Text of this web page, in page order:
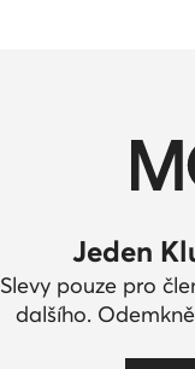
Jeden
Slevy pouze pro
dalšího.